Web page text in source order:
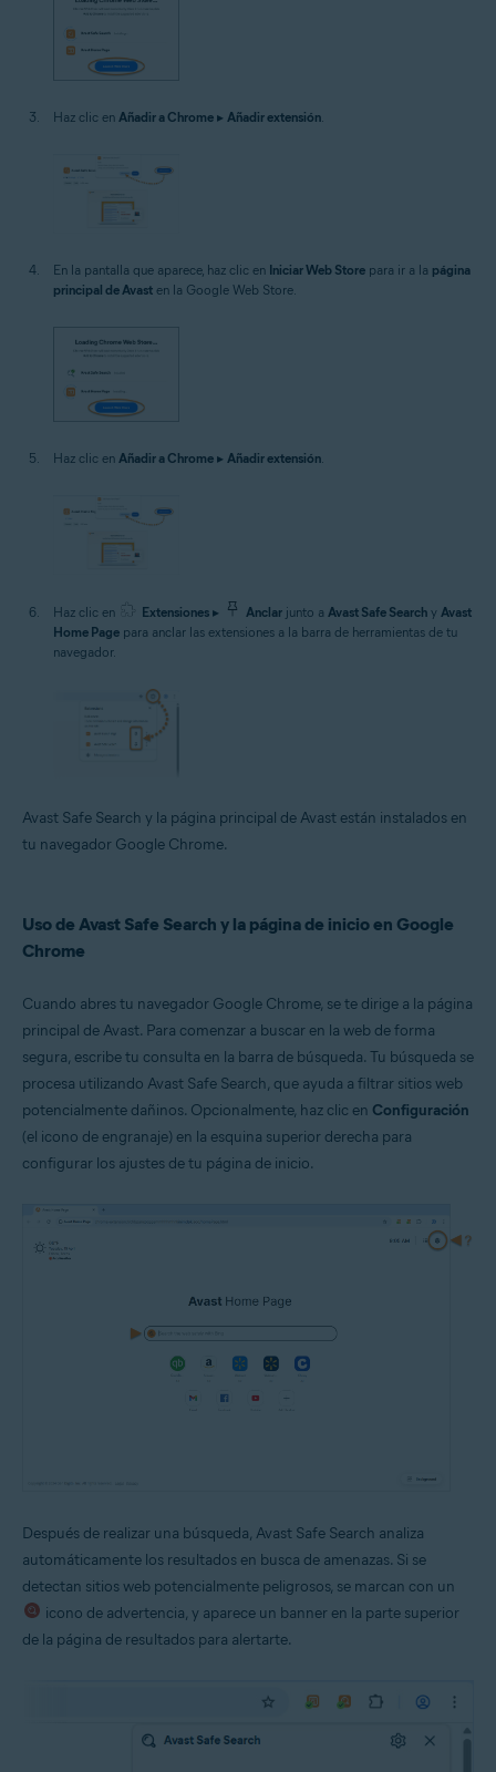
Haz clic en Añadir a Chrome ▸ Añadir extensión.
En la pantalla que aparece, haz clic en Iniciar Web Store para ir a la página
principal de Avast en la Google Web Store.
Haz clic en Añadir a Chrome ▸ Añadir extensión.
Haz clic en Extensiones ▸ Anclar junto a Avast Safe Search y Avast
Home Page para anclar las extensiones a la barra de herramientas de tu
navegador.
Avast Safe Search y la página principal de Avast están instalados en
tu navegador Google Chrome.
Uso de Avast Safe Search y la página de inicio en Google
Chrome
Cuando abres tu navegador Google Chrome, se te dirige a la página
principal de Avast. Para comenzar a buscar en la web de forma
segura, escribe tu consulta en la barra de búsqueda. Tu búsqueda se
procesa utilizando Avast Safe Search, que ayuda a filtrar sitios web
potencialmente dañinos. Opcionalmente, haz clic en Configuración
(el icono de engranaje) en la esquina superior derecha para
configurar los ajustes de tu página de inicio.
Después de realizar una búsqueda, Avast Safe Search analiza
automáticamente los resultados en busca de amenazas. Si se
detectan sitios web potencialmente peligrosos, se marcan con un
icono de advertencia, y aparece un banner en la parte superior
de la página de resultados para alertarte.